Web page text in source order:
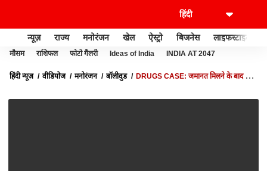
न्यूज़ राज्य मनोरंजन खेल ऐस्ट्रो बिजनेस लाइफस्टाइल
मौसम राशिफल फोटो गैलरी Ideas of India INDIA AT 2047
हिंदी न्यूज़ वीडियोज मनोरंजन बॉलीवुड
DRUGS CASE: जमानत मिलने के बाद आज